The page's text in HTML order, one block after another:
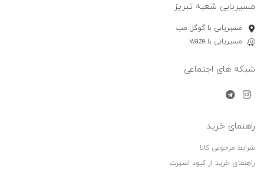
مسیربابی شعبه تبریز
مسیریابی با گوگل مپ
مسیریابی با waze
شبکه های اجتماعی
راهنمای خرید
شرایط مرجوعی کالا
راهنمای خرید از کبود اسپرت